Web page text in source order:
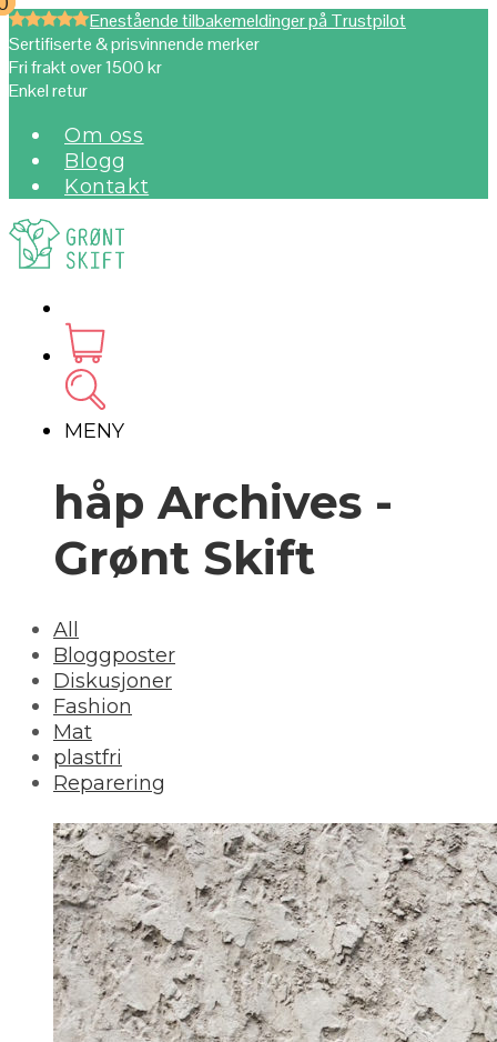
Enestående tilbakemeldinger på Trustpilot
Sertifiserte & prisvinnende merker
Fri frakt over 1500 kr
Enkel retur
Om oss
Blogg
Kontakt
MENY
håp Archives -
Grønt Skift
All
Bloggposter
Diskusjoner
Fashion
Mat
plastfri
Reparering